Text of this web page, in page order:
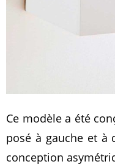
Ce modèle a été
posé à gauche et à
conception